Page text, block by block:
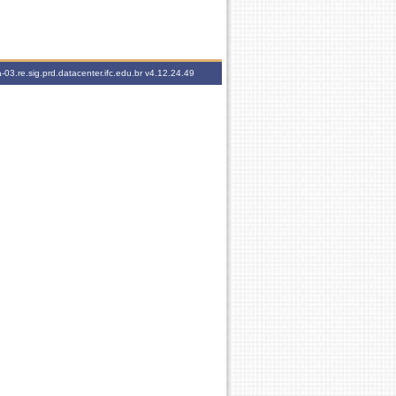
03.re.sig.prd.datacenter.ifc.edu.brv4.12.24.49